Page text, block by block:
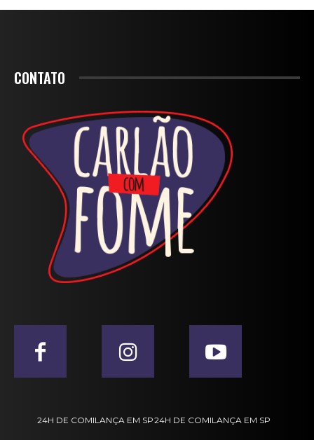
CONTATO
24H DE COMILANÇA EM SP24H DE COMILANÇA EM SP